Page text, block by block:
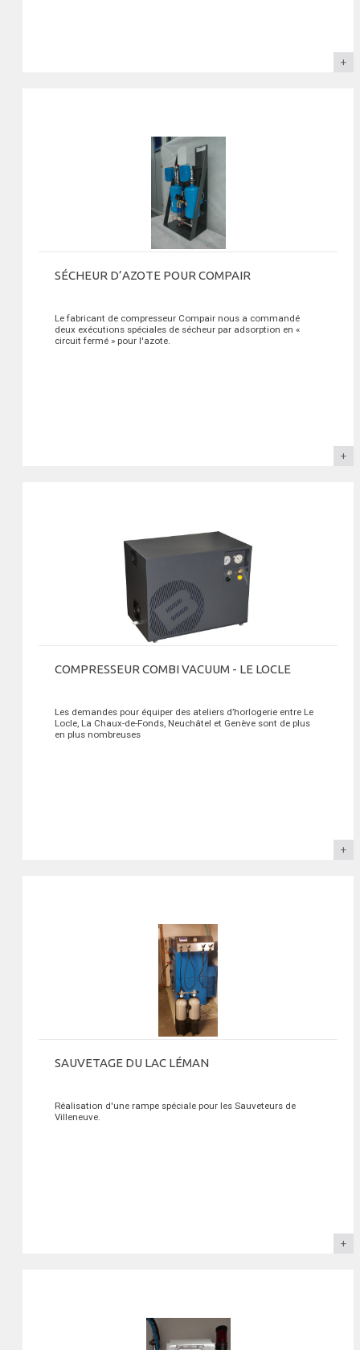
SÉCHEUR D’AZOTE POUR COMPAIR
Le fabricant de compresseur Compair nous a commandé
deux exécutions spéciales de sécheur par adsorption en «
circuit fermé » pour l'azote.
COMPRESSEUR COMBI VACUUM - LE LOCLE
Les demandes pour équiper des ateliers d’horlogerie entre Le
Locle, La Chaux-de-Fonds, Neuchâtel et Genève sont de plus
en plus nombreuses
SAUVETAGE DU LAC LÉMAN
Réalisation d'une rampe spéciale pour les Sauveteurs de
Villeneuve.